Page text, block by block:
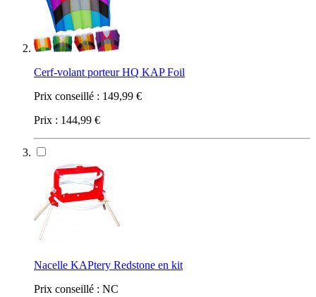
Cerf-volant porteur HQ KAP Foil
Prix conseillé : 149,99 €
Prix : 144,99 €
Nacelle KAPtery Redstone en kit
Prix conseillé : NC